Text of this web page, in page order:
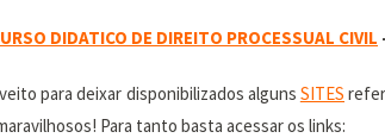
DIDATICO DE DIREITO PROCESSUAL CIVIL
para deixar disponibilizados alguns SITES
Para tanto basta acessar os links: